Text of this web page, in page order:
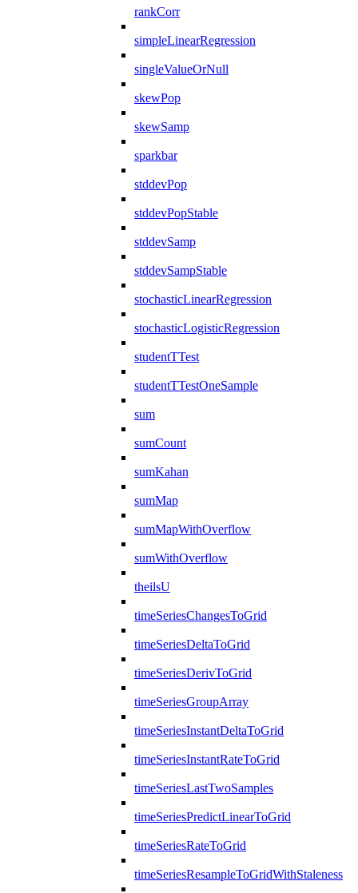
rankCorr
simpleLinearRegression
singleValueOrNull
skewPop
skewSamp
sparkbar
stddevPop
stddevPopStable
stddevSamp
stddevSampStable
stochasticLinearRegression
stochasticLogisticRegression
studentTTest
studentTTestOneSample
sum
sumCount
sumKahan
sumMap
sumMapWithOverflow
sumWithOverflow
theilsU
timeSeriesChangesToGrid
timeSeriesDeltaToGrid
timeSeriesDerivToGrid
timeSeriesGroupArray
timeSeriesInstantDeltaToGrid
timeSeriesInstantRateToGrid
timeSeriesLastTwoSamples
timeSeriesPredictLinearToGrid
timeSeriesRateToGrid
timeSeriesResampleToGridWithStaleness